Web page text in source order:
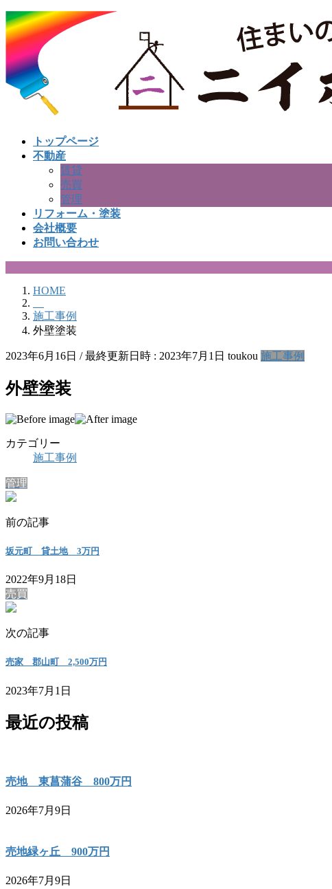
コ
ン
テ
ン
ツ
へ
ナ
ビ
ゲ
ー
シ
ョ
トップページ
不動産
賃貸
売買
管理
リフォーム・塗装
会社概要
お問い合わせ
HOME
施工事例
外壁塗装
2023年6月16日 / 最終更新日時 : 2023年7月1日 toukou 施工事例
外壁塗装
カテゴリー
施工事例
管理
前の記事
坂元町 貸土地 3万円
2022年9月18日
売買
次の記事
売家 郡山町 2,500万円
2023年7月1日
最近の投稿
売地 東菖蒲谷 800万円
2026年7月9日
売地緑ヶ丘 900万円
2026年7月9日